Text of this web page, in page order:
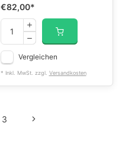
€82,00*
Vergleichen
* Inkl. MwSt. zzgl. Versandkosten
3